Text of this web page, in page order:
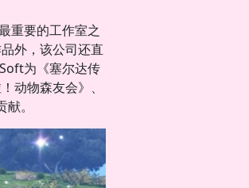
重要的工作室之
外，该公司还直
为《塞尔达传
动物森友会》、
。